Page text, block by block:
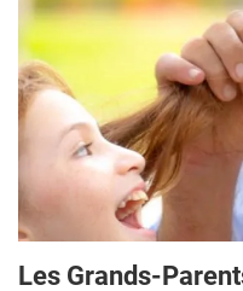
Les Grands-